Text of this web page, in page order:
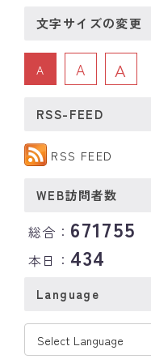
文字サイズの変更
A A A
RSS-FEED
RSS FEED
WEB訪問者数
総合： 671755
本日： 434
Language